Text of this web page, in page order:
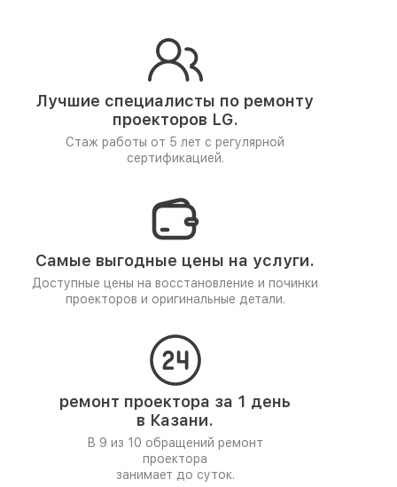
Лучшие специалисты по ремонту
проекторов LG.
Стаж работы от 5 лет с регулярной
сертификацией.
Самые выгодные цены на услуги.
Доступные цены на восстановление и починки
проекторов и оригинальные детали.
ремонт проектора за 1 день
в Казани.
В 9 из 10 обращений ремонт
проектора
занимает до суток.